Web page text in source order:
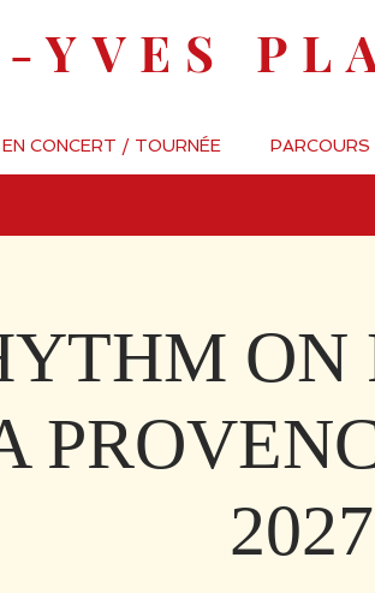
YVES
EN CONCERT / TOURNÉE PARCOURS
ON
2027